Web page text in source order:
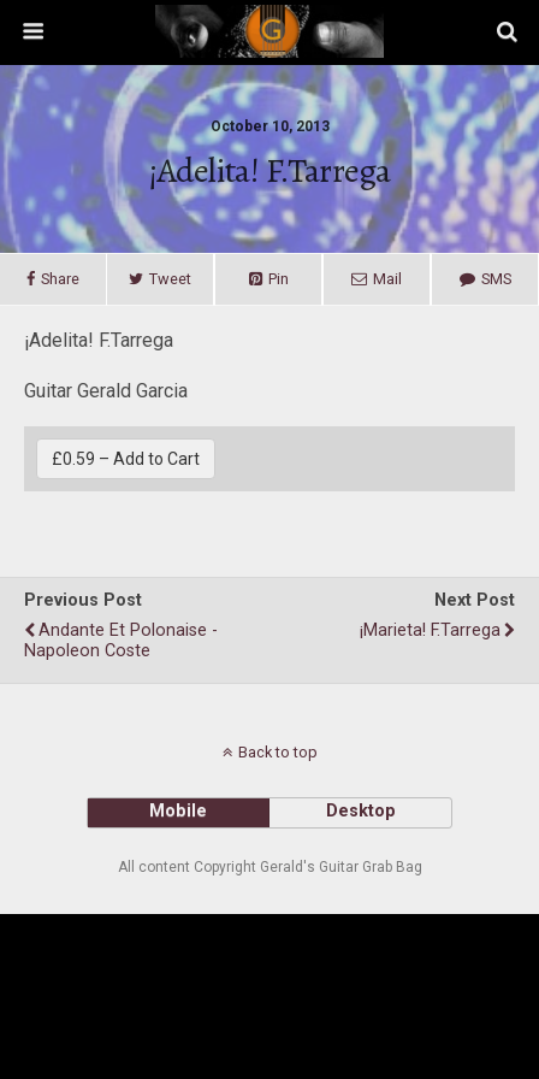
October 10, 2013
¡Adelita! F.Tarrega
Share Tweet Pin Mail SMS
¡Adelita! F.Tarrega
Guitar Gerald Garcia
£0.59 – Add to Cart
Previous Post
Andante Et Polonaise -
Napoleon Coste
Next Post
¡Marieta! F.Tarrega
Back to top
Mobile Desktop
All content Copyright Gerald's Guitar Grab Bag